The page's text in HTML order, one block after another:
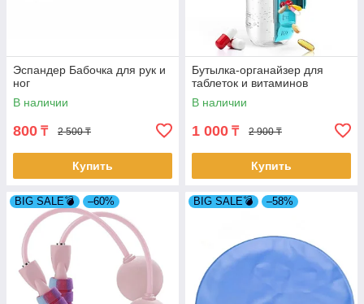
Эспандер Бабочка для рук и
ног
В наличии
800 ₸ 2 500 ₸
Купить
Бутылка-органайзер для
таблеток и витаминов
В наличии
1 000 ₸ 2 900 ₸
Купить
BIG SALE💣 –60% BIG SALE💣 –58%